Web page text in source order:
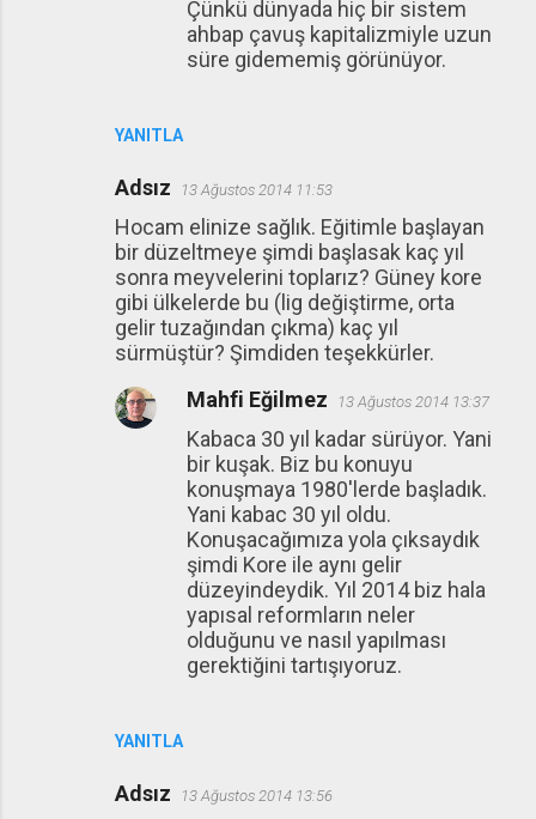
YANITLA
Çünkü dünyada hiç bir sistem
ahbap çavuş kapitalizmiyle uzun
süre gidememiş görünüyor.
Adsız 13 Ağustos 2014 11:53
Hocam elinize sağlık. Eğitimle başlayan
bir düzeltmeye şimdi başlasak kaç yıl
sonra meyvelerini toplarız? Güney kore
gibi ülkelerde bu (lig değiştirme, orta
gelir tuzağından çıkma) kaç yıl
sürmüştür? Şimdiden teşekkürler.
YANITLA
Mahfi Eğilmez 13 Ağustos 2014 13:37
Kabaca 30 yıl kadar sürüyor. Yani
bir kuşak. Biz bu konuyu
konuşmaya 1980'lerde başladık.
Yani kabac 30 yıl oldu.
Konuşacağımıza yola çıksaydık
şimdi Kore ile aynı gelir
düzeyindeydik. Yıl 2014 biz hala
yapısal reformların neler
olduğunu ve nasıl yapılması
gerektiğini tartışıyoruz.
Adsız 13 Ağustos 2014 13:56